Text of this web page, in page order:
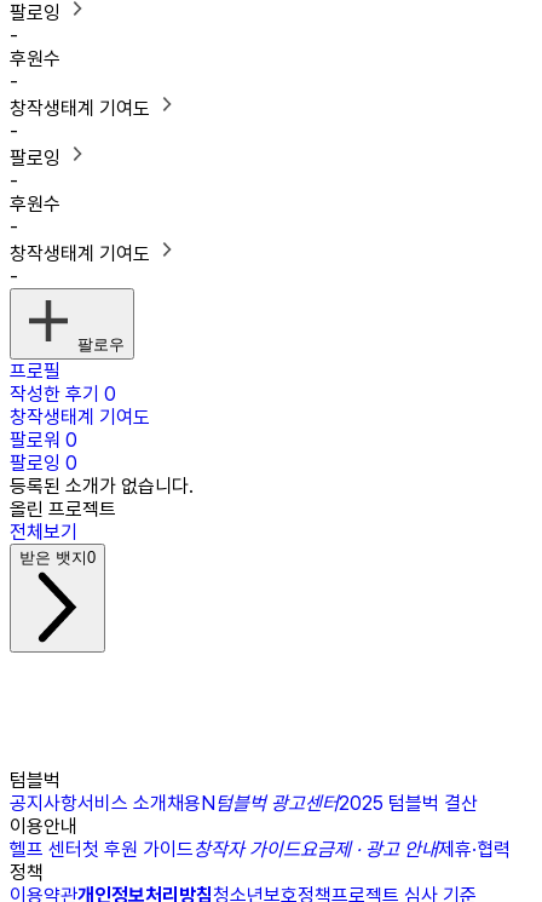
팔로잉
-
후원수
-
창작생태계 기여도
-
팔로잉
-
후원수
-
창작생태계 기여도
-
팔로우
프로필
작성한 후기 0
창작생태계 기여도
팔로워 0
팔로잉 0
등록된 소개가 없습니다.
올린 프로젝트
전체보기
받은 뱃지0
텀블벅
공지사항서비스 소개채용N텀블벅 광고센터2025 텀블벅 결산
이용안내
헬프 센터첫 후원 가이드창작자 가이드요금제 · 광고 안내제휴·협력
정책
이용약관개인정보처리방침청소년보호정책프로젝트 심사 기준